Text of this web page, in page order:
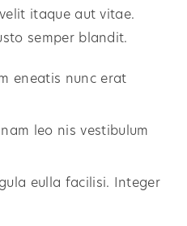
itaque aut vitae.
semper blandit.
eneatis nunc erat
leo nis vestibulum
eulla facilisi. Integer